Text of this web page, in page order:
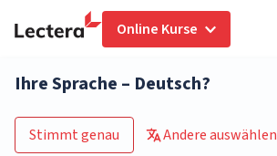
Online Kurse
Ihre Sprache – Deutsch?
Stimmt genau Andere auswählen
Zum Kurs-Katalog